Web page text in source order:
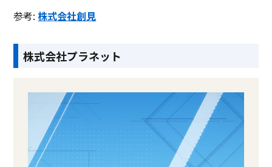
参考:株式会社創見
株式会社プラネット